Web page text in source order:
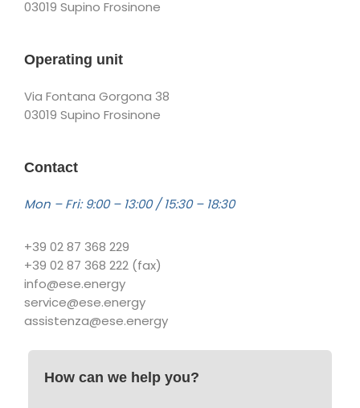
03019 Supino Frosinone
Operating unit
Via Fontana Gorgona 38
03019 Supino Frosinone
Contact
Mon – Fri: 9:00 – 13:00 / 15:30 – 18:30
+39 02 87 368 229
+39 02 87 368 222 (fax)
info@ese.energy
service@ese.energy
assistenza@ese.energy
How can we help you?